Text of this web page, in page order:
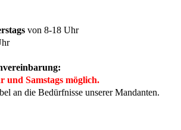
von 8-18 Uhr
und Samstags möglich.
an die Bedürfnisse unserer Mandanten.